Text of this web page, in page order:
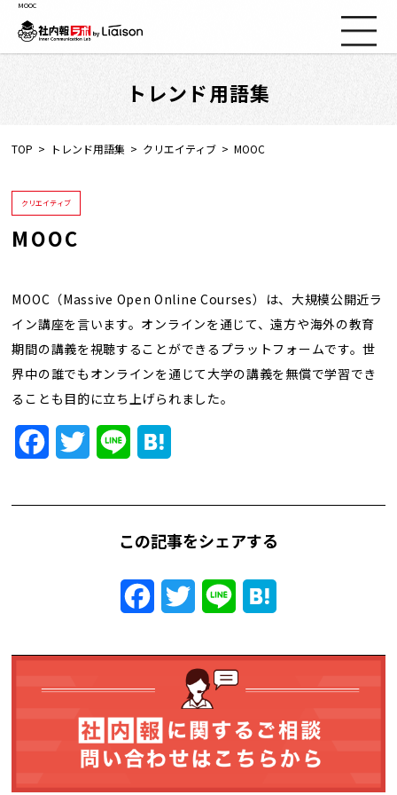
社内報ノウハウ
セミナー情報
Web社内報
動画コーナー
支援実績
トレンド用語集
社長ブログ
MOOC
トレンド用語集
TOP トレンド用語集 クリエイティブ MOOC
クリエイティブ
MOOC
MOOC（Massive Open Online Courses）は、大規模公開近ラ
イン講座を言います。オンラインを通じて、遠方や海外の教育
期間の講義を視聴することができるプラットフォームです。世
界中の誰でもオンラインを通じて大学の講義を無償で学習でき
ることも目的に立ち上げられました。
FacebookTwitter Line
この記事をシェアする
FacebookTwitter Line